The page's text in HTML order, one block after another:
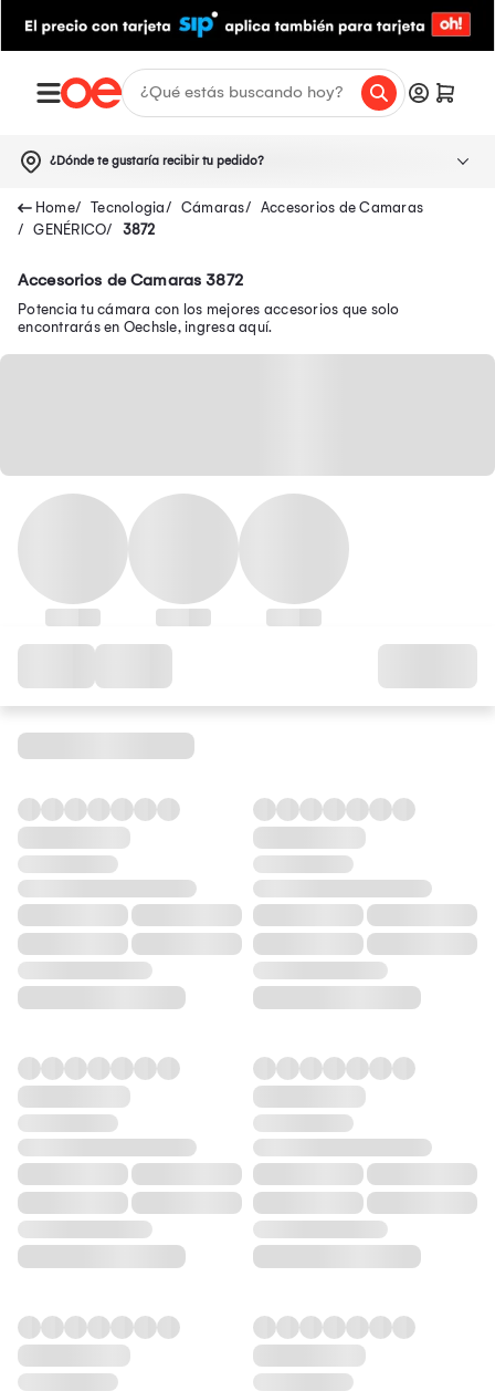
¿Dónde te gustaría recibir tu pedido?
Tecnologia Cámaras
Accesorios de Camaras
GENÉRICO
3872
Accesorios de Camaras 3872
Potencia tu cámara con los mejores accesorios que solo
encontrarás en Oechsle, ingresa aquí.